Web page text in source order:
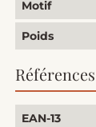
Motif
Poids
EAN-13